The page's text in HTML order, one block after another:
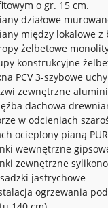
o gr. 15 cm.
działowe
między lokalowe
żelbetowe
konstrukcyjne
PCV 3-szybowe
zewnętrzne
dachowa
w odcieniach
ocieplony pianą
wewnętrzne
zewnętrzne
jastrychowe
ogrzewania